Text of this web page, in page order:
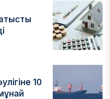
10